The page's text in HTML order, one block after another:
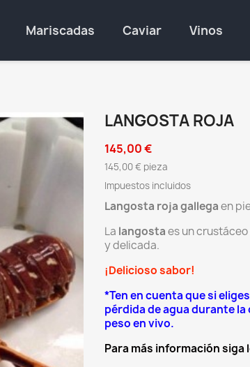
Mariscadas Caviar Vinos
LANGOSTA ROJA
145,00 €
145,00 € pieza
Impuestos incluidos
Langosta rojagallegaen
La langostaes un
y delicada.
¡Delicioso sabor!
*Ten en cuenta que si
pérdida de agua durante
peso en vivo.
Para más información siga